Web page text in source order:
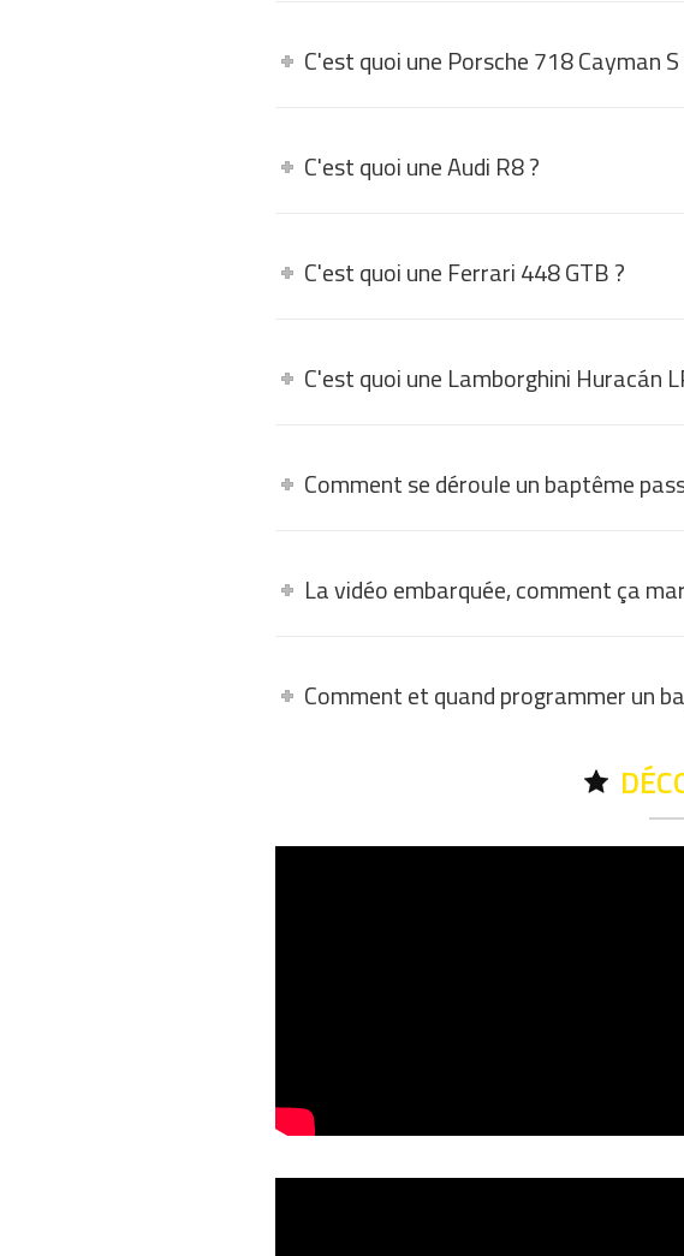
C'est quoi une Porsche 718 Cayman S
C'est quoi une Audi R8 ?
C'est quoi une Ferrari 448 GTB ?
C'est quoi une Lamborghini Huracán
Comment se déroule un baptême
La vidéo embarquée, comment ça
Comment et quand programmer un